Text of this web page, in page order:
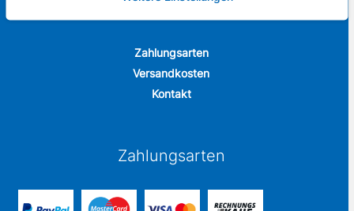
Zahlungsarten
Versandkosten
Kontakt
Zahlungsarten